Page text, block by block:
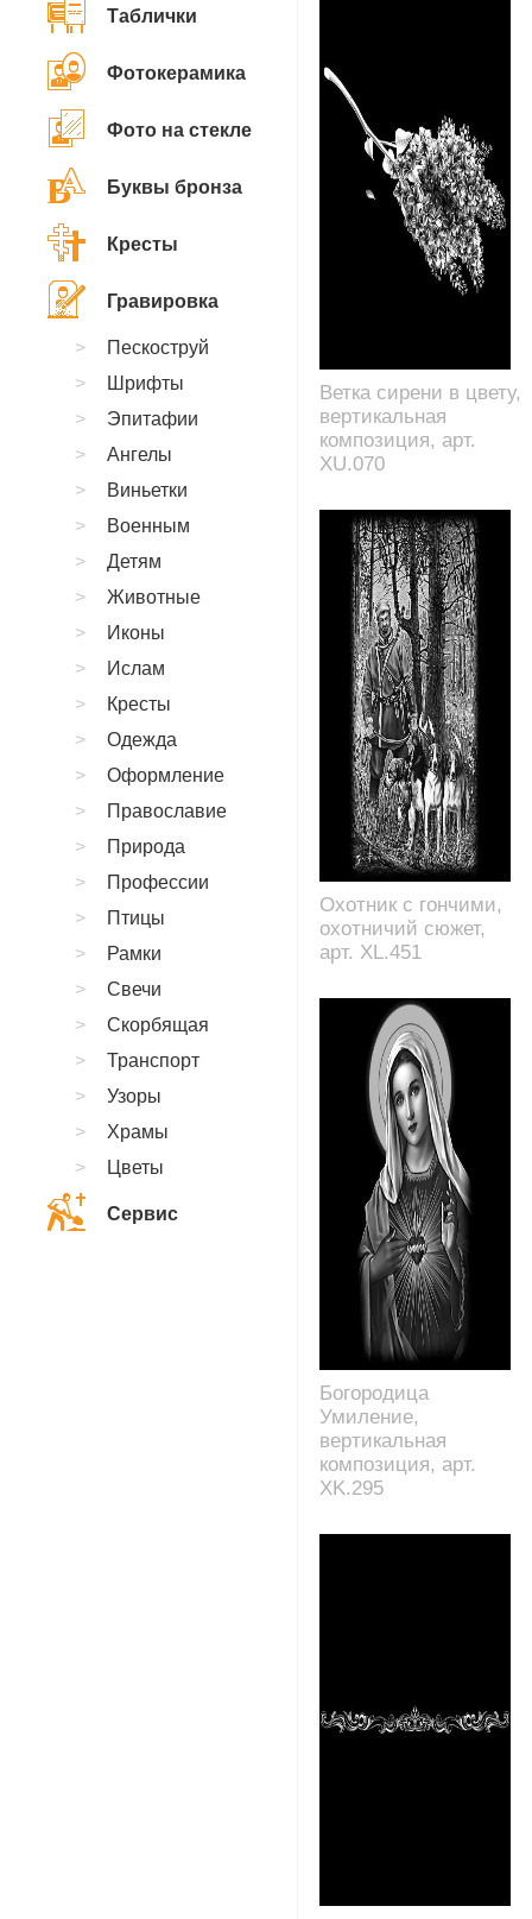
Ветка сирени в цвету,
вертикальная
композиция, арт.
XU.070
Охотник с гончими,
охотничий сюжет,
арт. XL.451
Богородица
Умиление,
вертикальная
композиция, арт.
XK.295
Таблички
Фотокерамика
Фото на стекле
Буквы бронза
Кресты
Гравировка
Пескоструй
Шрифты
Эпитафии
Ангелы
Виньетки
Военным
Детям
Животные
Иконы
Ислам
Кресты
Одежда
Оформление
Православие
Природа
Профессии
Птицы
Рамки
Свечи
Скорбящая
Транспорт
Узоры
Храмы
Цветы
Сервис